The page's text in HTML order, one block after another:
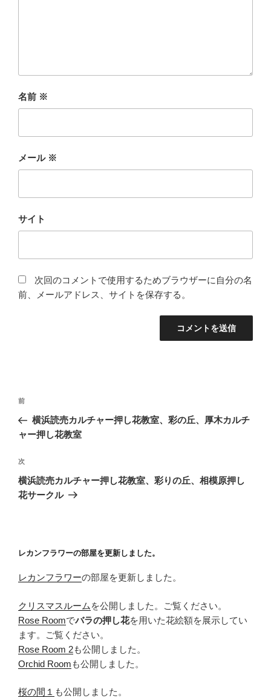
名前 ※
メール ※
サイト
次回のコメントで使用するためブラウザーに自分の名
前、メールアドレス、サイトを保存する。
投
ナ
ゲ
ー
シ
前
の
投
前
横浜読売カルチャー押し花教室、彩の丘、厚木カルチ
ャー押し花教室
次
の
投
次
横浜読売カルチャー押し花教室、彩りの丘、相模原押し
花サークル
レカンフラワーの部屋を更新しました。
レカンフラワーの部屋を更新しました。
クリスマスルーム を公開しました。ご覧ください。
Rose Roomでバラの押し花を用いた花絵額を展示してい
ます。ご覧ください。
Rose Room 2も公開しました。
Orchid Room も公開しました。
桜の間１ も公開しました。